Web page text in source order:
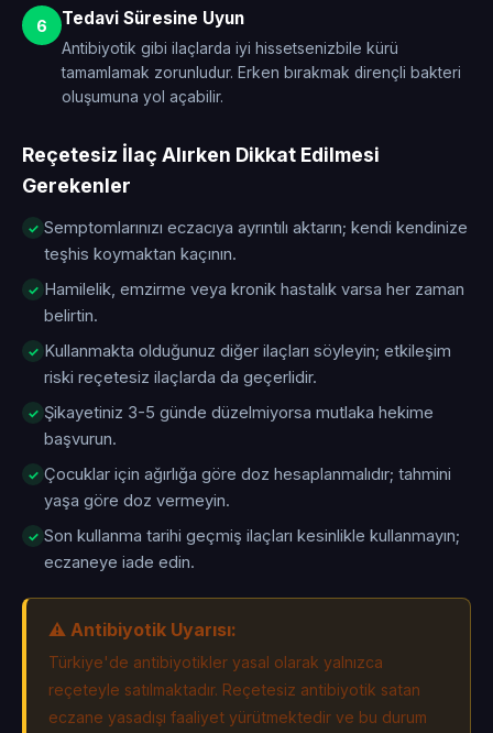
6 Tedavi Süresine Uyun
Antibiyotik gibi ilaçlarda iyi hissetsenizbile kürü
tamamlamak zorunludur. Erken bırakmak dirençli bakteri
oluşumuna yol açabilir.
Reçetesiz İlaç Alırken Dikkat Edilmesi
Gerekenler
Semptomlarınızı eczacıya ayrıntılı aktarın; kendi kendinize
teşhis koymaktan kaçının.
Hamilelik, emzirme veya kronik hastalık varsa her zaman
belirtin.
Kullanmakta olduğunuz diğer ilaçları söyleyin; etkileşim
riski reçetesiz ilaçlarda da geçerlidir.
Şikayetiniz 3-5 günde düzelmiyorsa mutlaka hekime
başvurun.
Çocuklar için ağırlığa göre doz hesaplanmalıdır; tahmini
yaşa göre doz vermeyin.
Son kullanma tarihi geçmiş ilaçları kesinlikle kullanmayın;
eczaneye iade edin.
⚠️ Antibiyotik Uyarısı:
Türkiye'de antibiyotikler yasal olarak yalnızca
reçeteyle satılmaktadır. Reçetesiz antibiyotik satan
eczane yasadışı faaliyet yürütmektedir ve bu durum